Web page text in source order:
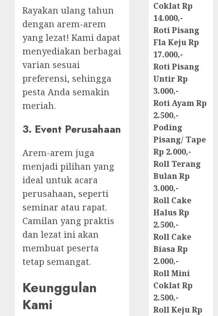
Rayakan ulang tahun
dengan arem-arem
yang lezat! Kami dapat
menyediakan berbagai
varian sesuai
preferensi, sehingga
pesta Anda semakin
meriah.
3. Event Perusahaan
Arem-arem juga
menjadi pilihan yang
ideal untuk acara
perusahaan, seperti
seminar atau rapat.
Camilan yang praktis
dan lezat ini akan
membuat peserta
tetap semangat.
Keunggulan
Kami
Coklat Rp
14.000,-
Roti Pisang
Fla Keju Rp
17.000,-
Roti Pisang
Untir Rp
3.000,-
Roti Ayam Rp
2.500,-
Poding
Pisang/ Tape
Rp 2.000,-
Roll Terang
Bulan Rp
3.000,-
Roll Cake
Halus Rp
2.500,-
Roll Cake
Biasa Rp
2.000,-
Roll Mini
Coklat Rp
2.500,-
Roll Keju Rp